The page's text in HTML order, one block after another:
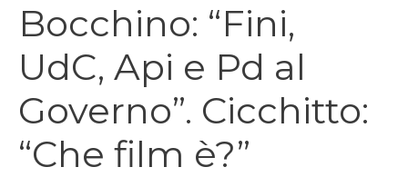
Bocchino: “Fini,
UdC, Api e Pd al
Governo”. Cicchitto:
“Che film è?”